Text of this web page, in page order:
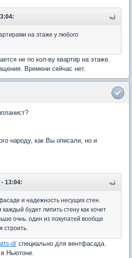
на этаже у любого
не по кол-ву квартир на этаже.
Времени сейчас нет.
народу, как Вы описали, но и
13:04:
и надежность несущих стен.
будет липить стену как хочет
очнь. один из покупатей вообще
строить.
d/ специально для вентфасада.
в Ньютоне.